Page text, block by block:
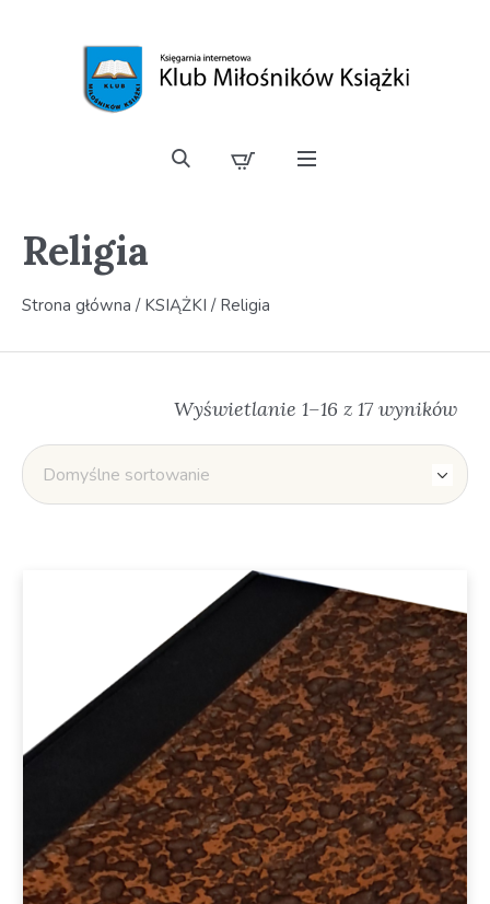
Religia
Strona główna / KSIĄŻKI / Religia
Wyświetlanie 1–16 z 17 wyników